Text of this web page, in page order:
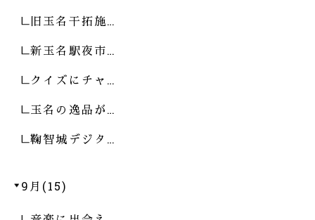
旧玉名干拓施…
新玉名駅夜市…
クイズにチャ…
玉名の逸品が…
鞠智城デジタ…
9月(15)